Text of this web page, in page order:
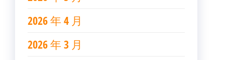
2026 年 4 月
2026 年 3 月